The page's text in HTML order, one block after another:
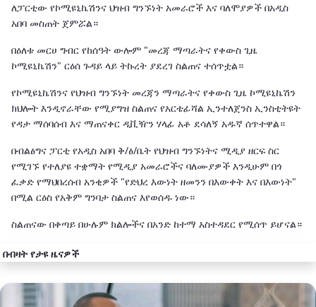
ለፓርቲው የኮሚዩኒኬሽንና ህዝብ ግንኙነት አመራሮች እና ባለሞያዎች በአዲስ
አበባ መስጠት ጀምሯል።
በዕለቱ መርሀ ግብር የከሰዓት ውሎም "መረጃ ማጣራትና የቀውስ ጊዜ
ኮሚዩኒኬሽን" ርዕሰ ጉዳይ ላይ ትኩረት ያደረገ ስልጠና ተሰጥቷል።
የኮሚዩኒኬሽንና የህዝብ ግንኙነት መረጃን ማጣራትና የቀውስ ጊዜ ኮሚዩኒኬሽን
ክህሎት እንዲኖራቸው የሚያግዝ ስልጠና የአርቴፊሻል ኢንተለጀንስ ኢንስቲትዩት
የዳታ ማሰባሰብ እና ማጠናቀር ዲቪዥን ሃላፊ አቶ ደሳለኝ አዱኛ ሰጥተዋል።
በብልፅግና ፓርቲ የአዲስ አበባ ቅ/ፅ/ቤት የህዝብ ግንኙነትና ሚዲያ ዘርፍ ስር
የሚገኙ የተለያዩ ተቋማት የሚዲያ አመራሮችና ባለሙያዎች እንዲሁም በጎ
ፈቃድ የማህበረሰብ አንቂዎች "የድህረ እውነት ዘመንን በእውቀት እና በእውነት"
በሚል ርዕስ የአቅም ግንባታ ስልጠና እየወሰዱ ነው።
ስልጠናው በቀጣይ በሁሉም ክልሎችና በአንድ ከተማ አስተዳደር የሚሰጥ ይሆናል።
በብዛት የታዩ ዜናዎች